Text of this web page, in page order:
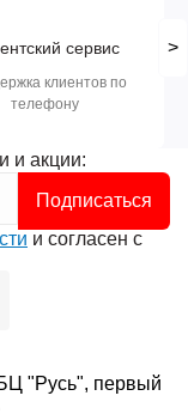
сервис
клиентов по
телефону
>
и акции:
Подписаться
и согласен с
"Русь", первый